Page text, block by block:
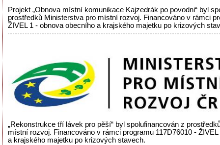
Projekt „Obnova místní komunikace Kajzedrák po povodni“ byl
prostředků Ministerstva pro místní rozvoj. Financováno v rámci
ŽIVEL 1 - obnova obecního a krajského majetku po krizových
„Rekonstrukce tří lávek pro pěší“ byl spolufinancován z
místní rozvoj. Financováno v rámci programu 117D76010 -
a krajského majetku po krizových stavech.